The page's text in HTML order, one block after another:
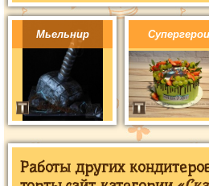
Мьельнир Супергерои
Работы других